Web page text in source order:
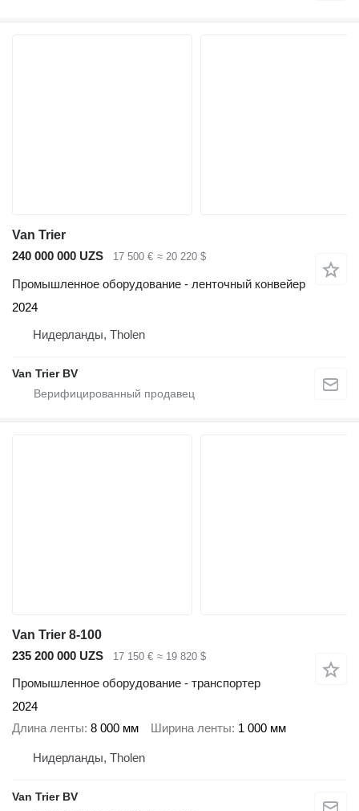
Van Trier
240 000 000 UZS
17 500 € ≈ 20 220 $
Промышленное оборудование - ленточный конвейер
2024
Нидерланды, Tholen
Van Trier BV
Van Trier 8-100
235 200 000 UZS
17 150 € ≈ 19 820 $
Промышленное оборудование - транспортер
2024
Длина ленты 8 000 мм Ширина ленты 1 000 мм
Нидерланды, Tholen
Van Trier BV